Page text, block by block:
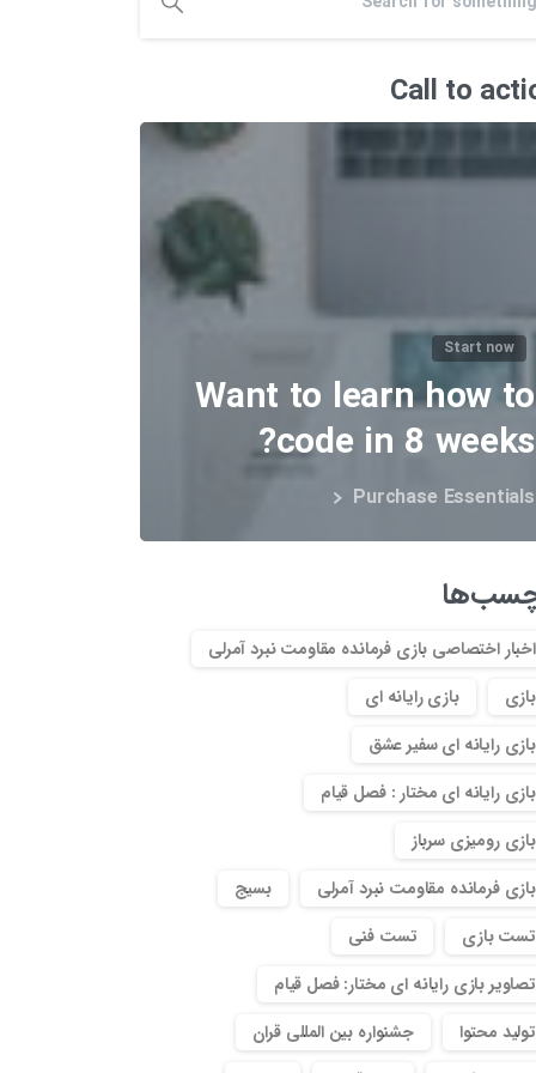
Call to
Start now
Want to learn how to
code in 8 weeks?
Purchase Essentials
اخبار اختصاصی بازی فرمانده مقاومت نبرد آمرلی
بازی
بازی رایانه ای
بازی رایانه ای سفیر عشق
بازی رایانه ای مختار : فصل قیام
بازی رومیزی سرباز
بازی فرمانده مقاومت نبرد آمرلی
بسیج
تست بازی
تست فنی
تصاویر بازی رایانه ای مختار: فصل قیام
تولید محتوا
جشنواره بین المللی قران